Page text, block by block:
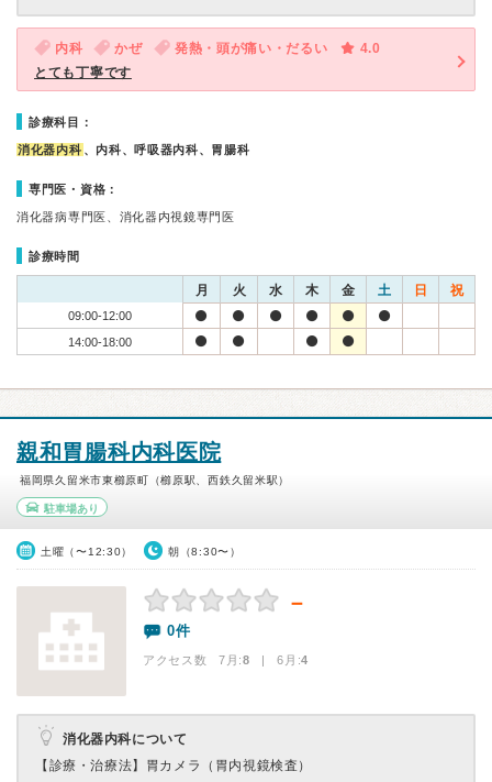
内科 かぜ 発熱・頭が痛い・だるい
4.0
とても丁寧です
診療科目：
消化器内科 、内科、呼吸器内科、胃腸科
専門医・資格：
消化器病専門医、消化器内視鏡専門医
診療時間
月 火 水 木 金 土 日 祝
09:00-12:00
14:00-18:00
親和胃腸科内科医院
福岡県久留米市東櫛原町（櫛原駅、西鉄久留米駅）
駐車場あり
土曜（〜12:30） 朝（8:30〜）
－
0件
アクセス数 7月:8 | 6月:4
消化器内科について
【診療・治療法】 胃カメラ（胃内視鏡検査）